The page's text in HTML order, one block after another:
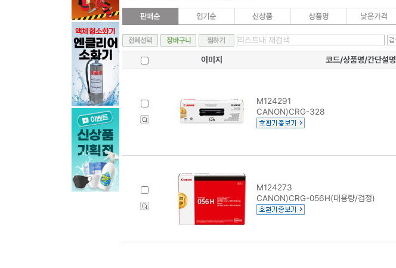
이미지
코드/상품명/간단설명
M124291
CANON)CRG-328
M124273
CANON)CRG-056H(대용량/검정)